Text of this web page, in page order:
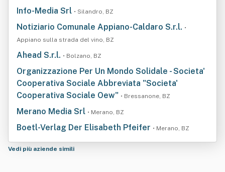
Info-Media Srl • Silandro, BZ
Notiziario Comunale Appiano-Caldaro S.r.l. •
Appiano sulla strada del vino, BZ
Ahead S.r.l. • Bolzano, BZ
Organizzazione Per Un Mondo Solidale - Societa'
Cooperativa Sociale Abbreviata "Societa'
Cooperativa Sociale Oew" • Bressanone, BZ
Merano Media Srl • Merano, BZ
Boetl-Verlag Der Elisabeth Pfeifer • Merano, BZ
Vedi più aziende simili